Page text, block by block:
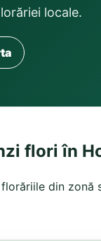
Salaj
Tulcea
locale.
flori în
din